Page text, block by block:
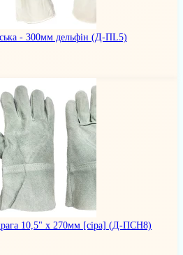
- 300мм дельфін (Д-ПL5)
10,5" x 270мм [сіра] (Д-ПCH8)